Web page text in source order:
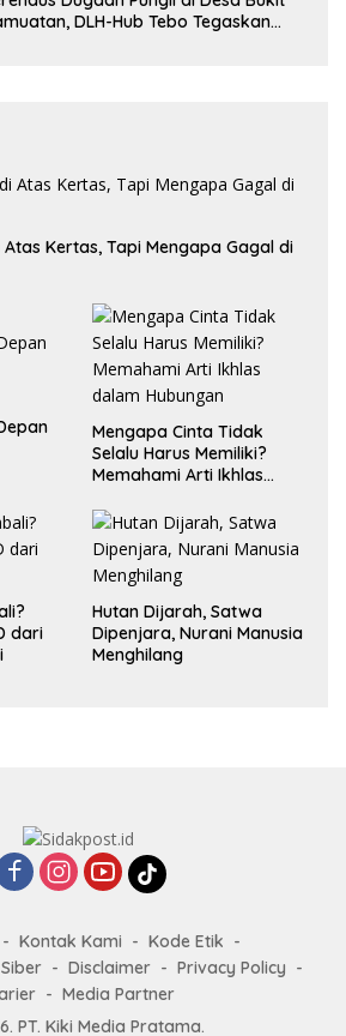
DLH-Hub Tebo Tegaskan
Kertas, Tapi Mengapa Gagal di
Mengapa Cinta Tidak
Selalu Harus Memiliki?
Memahami Arti Ikhlas
dari
Hutan Dijarah, Satwa
Dipenjara, Nurani Manusia
Menghilang
Kontak Kami
Kode Etik
Disclaimer
Privacy Policy
Media Partner
PT. Kiki Media Pratama.